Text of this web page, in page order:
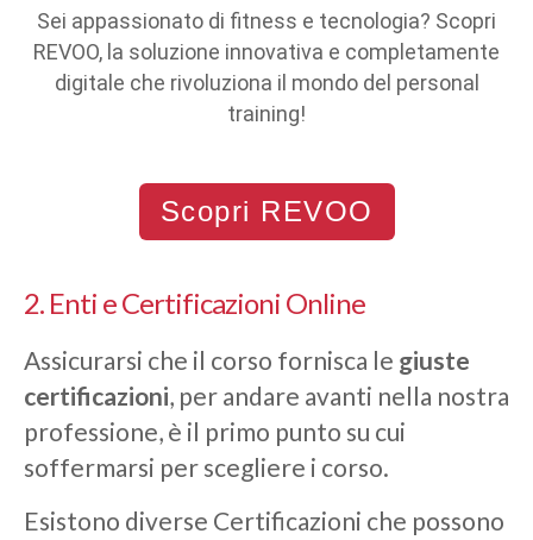
Sei appassionato di fitness e tecnologia? Scopri
REVOO, la soluzione innovativa e completamente
digitale che rivoluziona il mondo del personal
training!
Scopri REVOO
2. Enti e Certificazioni Online
Assicurarsi che il corso fornisca le giuste
certificazioni, per andare avanti nella nostra
professione, è il primo punto su cui
soffermarsi per scegliere i corso.
Esistono diverse Certificazioni che possono